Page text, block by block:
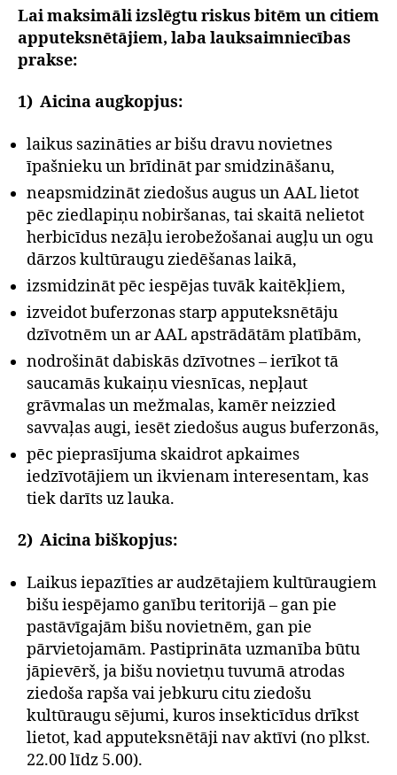
Lai maksimāli izslēgtu riskus bitēm un citiem
apputeksnētājiem, laba lauksaimniecības
prakse:
1) Aicina augkopjus:
laikus sazināties ar bišu dravu novietnes
īpašnieku un brīdināt par smidzināšanu,
neapsmidzināt ziedošus augus un AAL lietot
pēc ziedlapiņu nobiršanas, tai skaitā nelietot
herbicīdus nezāļu ierobežošanai augļu un ogu
dārzos kultūraugu ziedēšanas laikā,
izsmidzināt pēc iespējas tuvāk kaitēkļiem,
izveidot buferzonas starp apputeksnētāju
dzīvotnēm un ar AAL apstrādātām platībām,
nodrošināt dabiskās dzīvotnes – ierīkot tā
saucamās kukaiņu viesnīcas, nepļaut
grāvmalas un mežmalas, kamēr neizzied
savvaļas augi, iesēt ziedošus augus buferzonās,
pēc pieprasījuma skaidrot apkaimes
iedzīvotājiem un ikvienam interesentam, kas
tiek darīts uz lauka.
2) Aicina biškopjus:
Laikus iepazīties ar audzētajiem kultūraugiem
bišu iespējamo ganību teritorijā – gan pie
pastāvīgajām bišu novietnēm, gan pie
pārvietojamām. Pastiprināta uzmanība būtu
jāpievērš, ja bišu novietņu tuvumā atrodas
ziedoša rapša vai jebkuru citu ziedošu
kultūraugu sējumi, kuros insekticīdus drīkst
lietot, kad apputeksnētāji nav aktīvi (no plkst.
22.00 līdz 5.00).